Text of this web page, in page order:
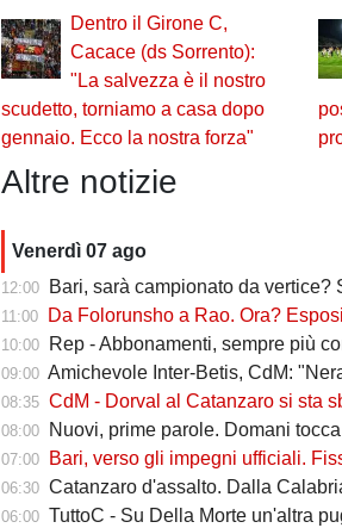
Dentro il Girone C,
Cacace (ds Sorrento):
"La salvezza è il nostro
scudetto, torniamo a casa dopo
gennaio. Ecco la nostra forza"
Altre notizie
Venerdì 07 ago
12:00 Bari, sarà campionato da vertice?
11:00 Da Folorunsho a Rao. Ora? Esposito.
10:00 Rep - Abbonamenti, sempre più
09:00 Amichevole Inter-Betis, CdM: "Nerazzurri
08:35 CdM - Dorval al Catanzaro si sta
08:00 Nuovi, prime parole. Domani tocca
07:00 Bari, verso gli impegni ufficiali.
06:30 Catanzaro d'assalto. Dalla
06:00 TuttoC - Su Della Morte un'altra